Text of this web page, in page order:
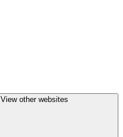
View other websites